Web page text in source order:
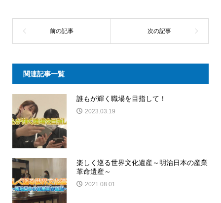
関連記事一覧
誰もが輝く職場を目指して！
2023.03.19
楽しく巡る世界文化遺産～明治日本の産業
革命遺産～
2021.08.01